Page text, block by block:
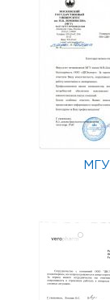
МГУ